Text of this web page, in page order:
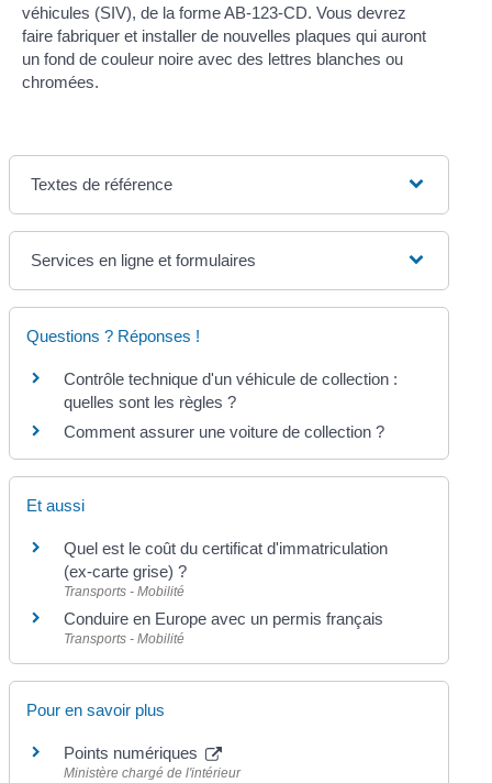
véhicules (SIV), de la forme AB-123-CD. Vous devrez
faire fabriquer et installer de nouvelles plaques qui auront
un fond de couleur noire avec des lettres blanches ou
chromées.
Textes de référence
Services en ligne et formulaires
Questions ? Réponses !
Contrôle technique d'un véhicule de collection :
quelles sont les règles ?
Comment assurer une voiture de collection ?
Et aussi
Quel est le coût du certificat d'immatriculation
(ex-carte grise) ?
Transports - Mobilité
Conduire en Europe avec un permis français
Transports - Mobilité
Pour en savoir plus
Points numériques
Ministère chargé de l'intérieur